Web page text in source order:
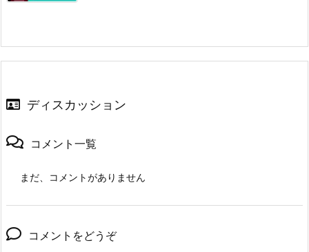
ディスカッション
コメント一覧
まだ、コメントがありません
コメントをどうぞ